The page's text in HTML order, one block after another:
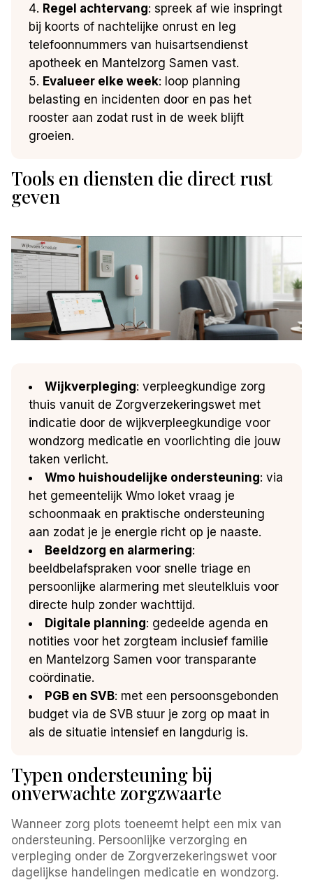
Regel achtervang: spreek af wie inspringt
bij koorts of nachtelijke onrust en leg
telefoonnummers van huisartsendienst
apotheek en Mantelzorg Samen vast.
Evalueer elke week: loop planning
belasting en incidenten door en pas het
rooster aan zodat rust in de week blijft
groeien.
Tools en diensten die direct rust
geven
Wijkverpleging: verpleegkundige zorg
thuis vanuit de Zorgverzekeringswet met
indicatie door de wijkverpleegkundige voor
wondzorg medicatie en voorlichting die jouw
taken verlicht.
Wmo huishoudelijke ondersteuning: via
het gemeentelijk Wmo loket vraag je
schoonmaak en praktische ondersteuning
aan zodat je je energie richt op je naaste.
Beeldzorg en alarmering:
beeldbelafspraken voor snelle triage en
persoonlijke alarmering met sleutelkluis voor
directe hulp zonder wachttijd.
Digitale planning: gedeelde agenda en
notities voor het zorgteam inclusief familie
en Mantelzorg Samen voor transparante
coördinatie.
PGB en SVB: met een persoonsgebonden
budget via de SVB stuur je zorg op maat in
als de situatie intensief en langdurig is.
Typen ondersteuning bij
onverwachte zorgzwaarte
Wanneer zorg plots toeneemt helpt een mix van
ondersteuning. Persoonlijke verzorging en
verpleging onder de Zorgverzekeringswet voor
dagelijkse handelingen medicatie en wondzorg.